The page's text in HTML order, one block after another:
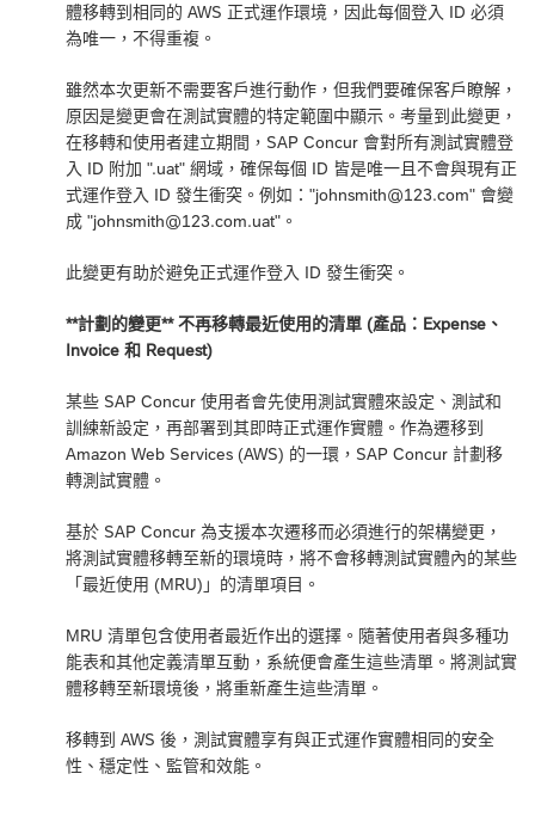
體移轉到相同的 AWS 正式運作環境，因此每個登入 ID 必須
為唯一，不得重複。
雖然本次更新不需要客戶進行動作，但我們要確保客戶瞭解，
原因是變更會在測試實體的特定範圍中顯示。考量到此變更，
在移轉和使用者建立期間，SAP Concur 會對所有測試實體登
入 ID 附加 ".uat" 網域，確保每個 ID 皆是唯一且不會與現有正
式運作登入 ID 發生衝突。例如："johnsmith@123.com" 會變
成 "johnsmith@123.com.uat"。
此變更有助於避免正式運作登入 ID 發生衝突。
**計劃的變更** 不再移轉最近使用的清單 (產品：Expense、
Invoice 和 Request)
某些 SAP Concur 使用者會先使用測試實體來設定、測試和
訓練新設定，再部署到其即時正式運作實體。作為遷移到
Amazon Web Services (AWS) 的一環，SAP Concur 計劃移
轉測試實體。
基於 SAP Concur 為支援本次遷移而必須進行的架構變更，
將測試實體移轉至新的環境時，將不會移轉測試實體內的某些
「最近使用 (MRU)」的清單項目。
MRU 清單包含使用者最近作出的選擇。隨著使用者與多種功
能表和其他定義清單互動，系統便會產生這些清單。將測試實
體移轉至新環境後，將重新產生這些清單。
移轉到 AWS 後，測試實體享有與正式運作實體相同的安全
性、穩定性、監管和效能。